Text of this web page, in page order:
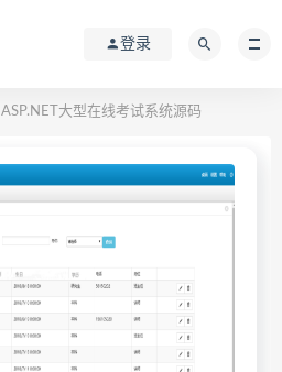
登录
ASP.NET大型在线考试系统源码